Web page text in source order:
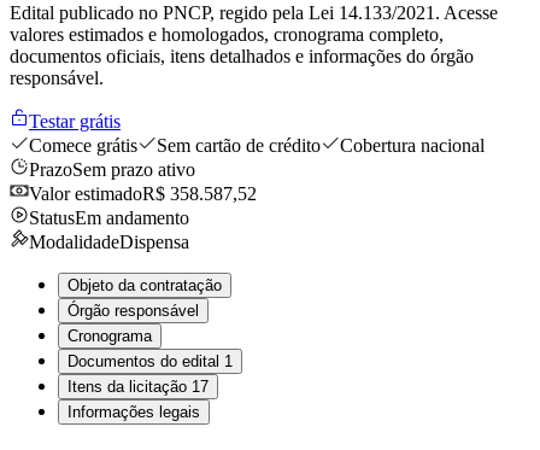
Edital publicado no PNCP, regido pela Lei 14.133/2021. Acesse
valores estimados e homologados, cronograma completo,
documentos oficiais, itens detalhados e informações do órgão
responsável.
Testar grátis
Comece grátis
Sem cartão de crédito
Cobertura nacional
PrazoSem prazo ativo
Valor estimadoR$ 358.587,52
StatusEm andamento
ModalidadeDispensa
Objeto da contratação
Órgão responsável
Cronograma
Documentos do edital 1
Itens da licitação 17
Informações legais